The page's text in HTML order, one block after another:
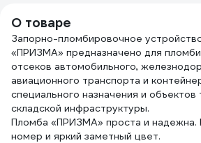
О товаре
Запорно-пломбировочное
«ПРИЗМА» предназначено для
отсеков автомобильного,
авиационного транспорта и
специального назначения и объектов
складской инфраструктуры.
Пломба «ПРИЗМА» проста и надежна.
номер и яркий заметный цвет.